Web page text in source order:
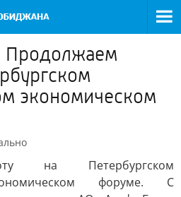
Продолжаем
экономическом
на Петербургском
форуме. С